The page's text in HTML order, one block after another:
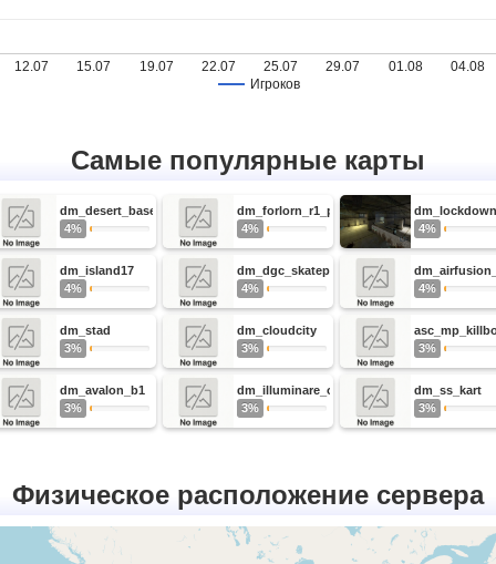
Игроков
12.07 15.07 19.07 22.07 25.07 29.07 01.08 04.08
Самые популярные карты
dm_desert_base
4%
dm_forlorn_r1_pt1
4%
dm_lockdown
4%
dm_island17
4%
dm_dgc_skatepark_v1
4%
4%
dm_stad
3%
dm_cloudcity
3%
3%
dm_avalon_b1
3%
dm_illuminare_ob_1
3%
dm_ss_kart
3%
Физическое расположение сервера